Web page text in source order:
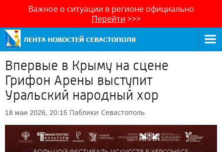
Важное о ситуации в регионе официально
Перейти >>>
Впервые в Крыму на сцене
Грифон Арены выступит
Уральский народный хор
18 мая 2026, 20:15 Паблики Севастополь